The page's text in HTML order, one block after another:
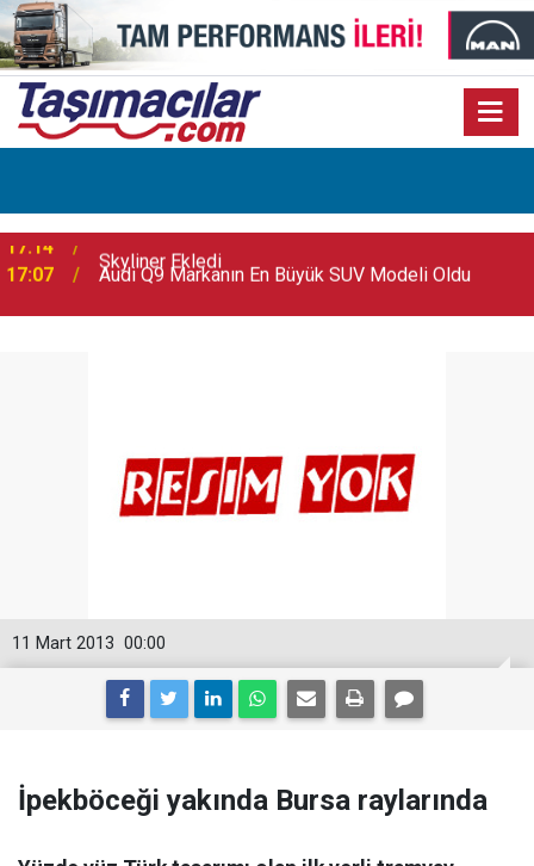
17:07 Audi Q9 Markanın En Büyük SUV Modeli Oldu
00:00
11 Mart 2013
İpekböceği yakında Bursa raylarında